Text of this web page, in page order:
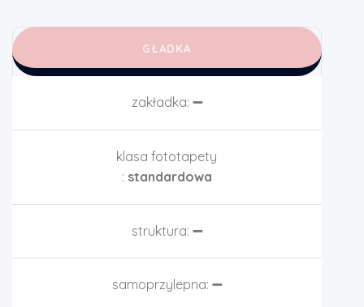
GŁADKA
zakładka: ➖
klasa fototapety
: standardowa
struktura: ➖
samoprzylepna: ➖